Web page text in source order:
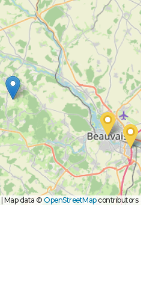
Map data © OpenStreetMapcontributors